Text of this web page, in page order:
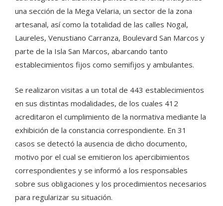
una sección de la Mega Velaria, un sector de la zona
artesanal, así como la totalidad de las calles Nogal,
Laureles, Venustiano Carranza, Boulevard San Marcos y
parte de la Isla San Marcos, abarcando tanto
establecimientos fijos como semifijos y ambulantes.
Se realizaron visitas a un total de 443 establecimientos
en sus distintas modalidades, de los cuales 412
acreditaron el cumplimiento de la normativa mediante la
exhibición de la constancia correspondiente. En 31
casos se detectó la ausencia de dicho documento,
motivo por el cual se emitieron los apercibimientos
correspondientes y se informó a los responsables
sobre sus obligaciones y los procedimientos necesarios
para regularizar su situación.